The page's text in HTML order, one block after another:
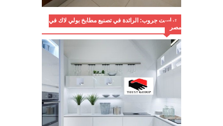
تراست جروب: الرائدة في تصنيع مطابخ بولي لاك في
مصر